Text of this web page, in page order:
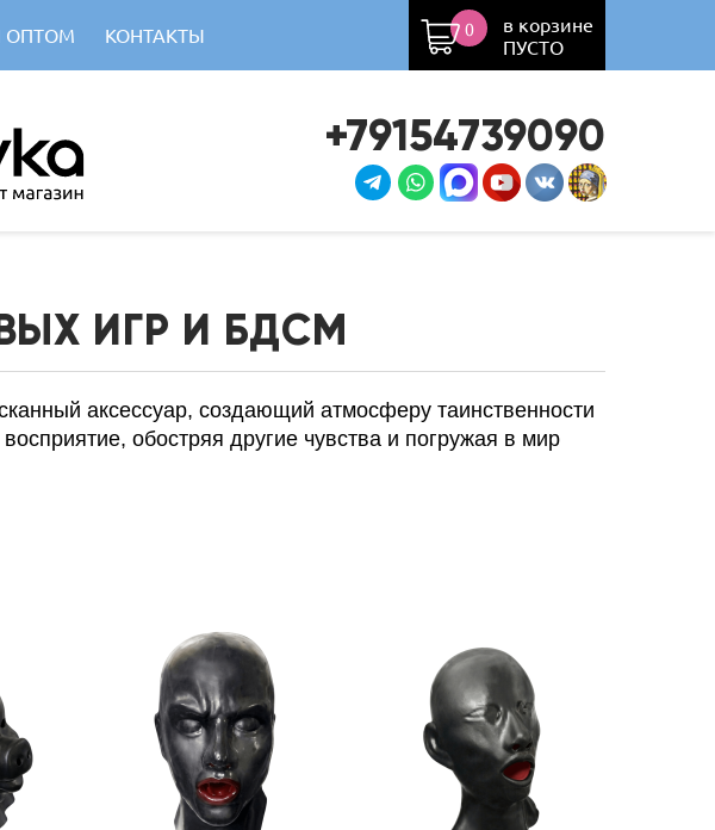
ОПТОМ КОНТАКТЫ
в корзине
ПУСТО
0
+79154739090
ИГР И БДСМ
аксессуар, создающий атмосферу таинственности
обостряя другие чувства и погружая в мир